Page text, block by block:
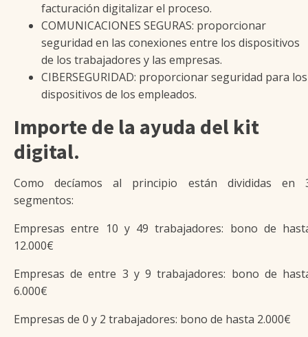
facturación digitalizar el proceso.
COMUNICACIONES SEGURAS: proporcionar
seguridad en las conexiones entre los dispositivos
de los trabajadores y las empresas.
CIBERSEGURIDAD: proporcionar seguridad para los
dispositivos de los empleados.
Importe de la ayuda del kit
digital.
Como decíamos al principio están divididas en
segmentos:
Empresas entre 10 y 49 trabajadores: bono de
12.000€
Empresas de entre 3 y 9 trabajadores: bono de
6.000€
Empresas de 0 y 2 trabajadores: bono de hasta 2.000€